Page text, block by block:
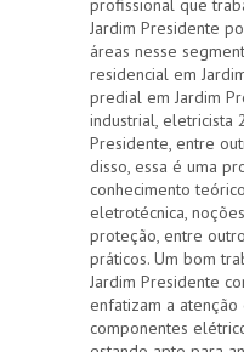
profissional que
Jardim Presidente
áreas nesse
residencial em
predial em Jardim
industrial, eletricista
Presidente, entre
disso, essa é uma
conhecimento
eletrotécnica,
proteção, entre
práticos. Um bom
Jardim Presidente
enfatizam a atenção
componentes